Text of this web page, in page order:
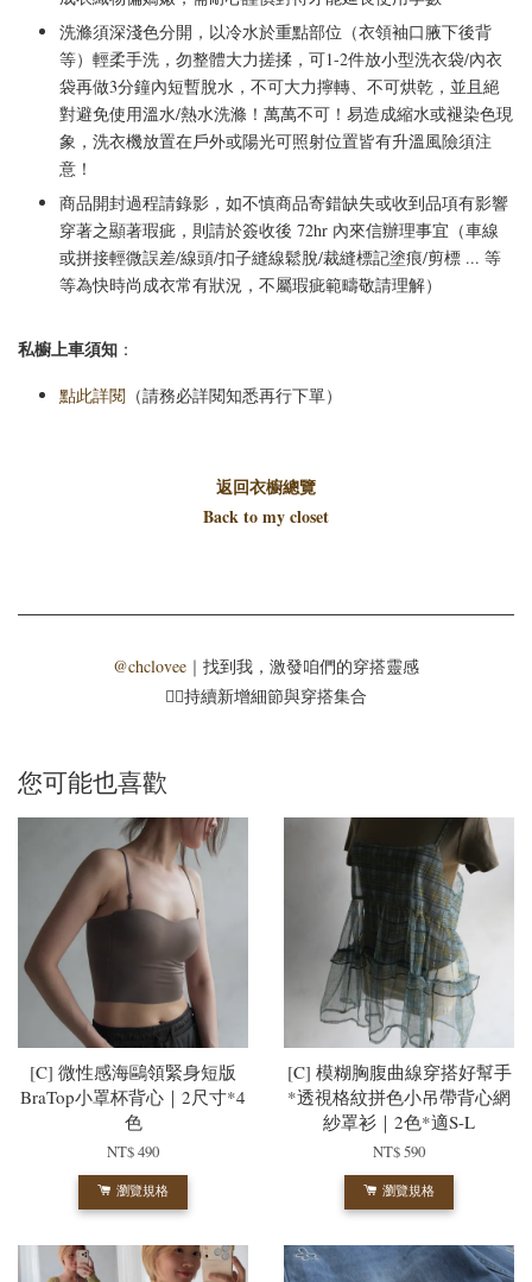
洗滌須深淺色分開，以冷水於重點部位（衣領袖口腋下後背
等）輕柔手洗，勿整體大力搓揉，可1-2件放小型洗衣袋/內衣
袋再做3分鐘內短暫脫水，不可大力擰轉、不可烘乾，並且絕
對避免使用溫水/熱水洗滌！萬萬不可！易造成縮水或褪染色現
象，洗衣機放置在戶外或陽光可照射位置皆有升溫風險須注
意！
商品開封過程請錄影，如不慎商品寄錯缺失或收到品項有影響
穿著之顯著瑕疵，則請於簽收後 72hr 內來信辦理事宜（車線
或拼接輕微誤差/線頭/扣子縫線鬆脫/裁縫標記塗痕/剪標 ... 等
等為快時尚成衣常有狀況，不屬瑕疵範疇敬請理解）
私櫥上車須知 ：
點此詳閱 （請務必詳閱知悉再行下單）
返回衣櫥總覽
Back to my closet
@chclovee ｜找到我，激發咱們的穿搭靈感
☝🏻持續新增細節與穿搭集合
您可能也喜歡
[C] 微性感海鷗領緊身短版
BraTop小罩杯背心｜2尺寸*4
色
NT$ 490
瀏覽規格
[C] 模糊胸腹曲線穿搭好幫手
*透視格紋拼色小吊帶背心網
紗罩衫｜2色*適S-L
NT$ 590
瀏覽規格